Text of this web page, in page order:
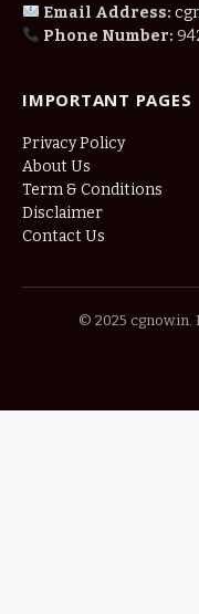
Email Address:
Phone Number:
IMPORTANT PAGES
Privacy Policy
About Us
Term & Conditions
Disclaimer
Contact Us
© 2025 cgnow.in.